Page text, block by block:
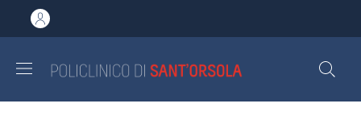
al contenuto principale
to footer content